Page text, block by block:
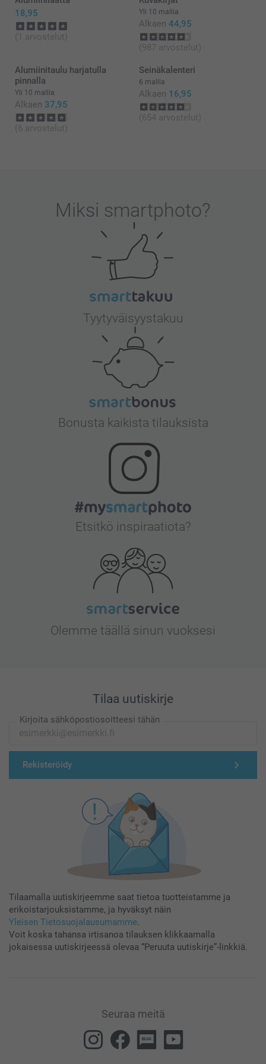
18,95
(1 arvostelut)
Yli 10 mallia
Alkaen 44,95
(987 arvostelut)
Alumiinitaulu harjatulla
pinnalla
Yli 10 mallia
Alkaen 37,95
(6 arvostelut)
Seinäkalenteri
6 mallia
Alkaen 16,95
(654 arvostelut)
Miksi smartphoto?
Tyytyväisyystakuu
Bonusta kaikista tilauksista
Etsitkö inspiraatiota?
Olemme täällä sinun vuoksesi
Tilaa uutiskirje
Kirjoita sähköpostiosoitteesi tähän
Rekisteröidy
Tilaamalla uutiskirjeemme saat tietoa tuotteistamme ja
erikoistarjouksistamme, ja hyväksyt näin
Yleisen Tietosuojalausumamme.
Voit koska tahansa irtisanoa tilauksen klikkaamalla
jokaisessa uutiskirjeessä olevaa “Peruuta uutiskirje”-linkkiä.
Seuraa meitä